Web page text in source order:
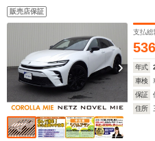
販売店保証
支払総
年式
車検
保証
住所